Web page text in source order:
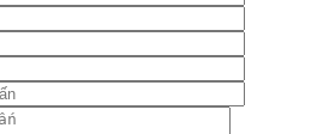
TM-F Serie Free Weight
TM-FF Serie Free Weight
TM-AN Serie Free Weight
TM-C Serie Free Weight
TM-360 Serie
phụ kiện Tiger Sport